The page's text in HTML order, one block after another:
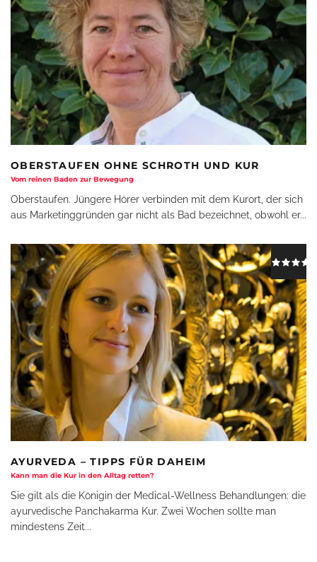
OBERSTAUFEN OHNE SCHROTH UND KUR
Vom reinen Baden zur Bewegung
Oberstaufen. Jüngere Hörer verbinden mit dem Kurort, der sich
aus Marketinggründen gar nicht als Bad bezeichnet, obwohl er...
AYURVEDA – TIPPS FÜR DAHEIM
Kann man die Kur in den Alltag retten?
Sie gilt als die Königin der Medical-Wellness Behandlungen: die
ayurvedische Panchakarma Kur. Zwei Wochen sollte man
mindestens Zeit...